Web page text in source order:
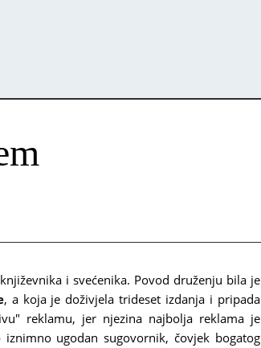
i svećenika. Povod druženju bila je
, a koja je doživjela trideset izdanja i pripada
reklamu, jer njezina najbolja reklama je
ugodan sugovornik, čovjek bogatog